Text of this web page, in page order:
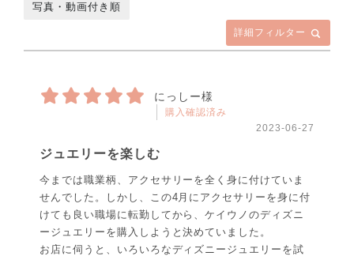
詳細フィルター
写真・動画付き順
にっしー様
購入確認済み
2023-06-27
ジュエリーを楽しむ
今までは職業柄、アクセサリーを全く身に付けていま
せんでした。しかし、この4月にアクセサリーを身に付
けても良い職場に転勤してから、ケイウノのディズニ
ージュエリーを購入しようと決めていました。
お店に伺うと、いろいろなディズニージュエリーを試